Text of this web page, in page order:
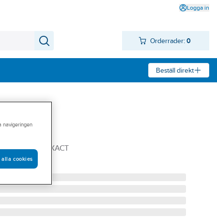
Logga in
Orderrader: 0
Beställ direkt
VÄGGUTT EXXACT
navigeringen
alla cookies